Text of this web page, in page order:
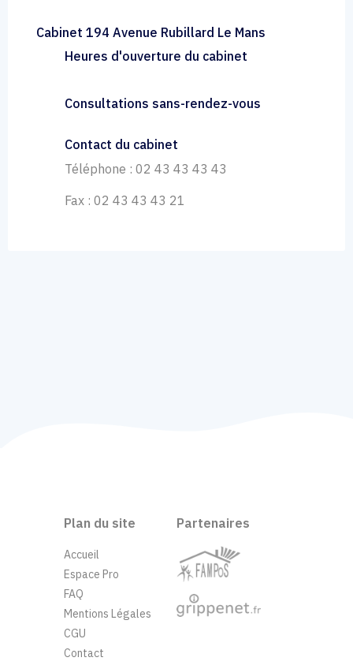
Cabinet 194 Avenue Rubillard Le Mans
Heures d'ouverture du cabinet
Consultations sans-rendez-vous
Contact du cabinet
Téléphone : 02 43 43 43 43
Fax : 02 43 43 43 21
Plan du site
Accueil
Espace Pro
FAQ
Mentions Légales
CGU
Contact
Partenaires